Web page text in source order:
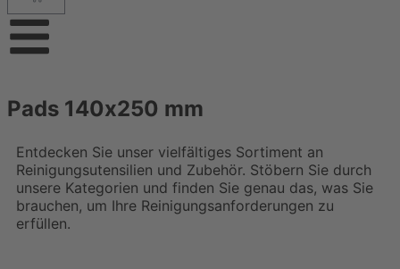
Pads 140х250 mm
Entdecken Sie unser vielfältiges Sortiment an
Reinigungsutensilien und Zubehör. Stöbern Sie durch
unsere Kategorien und finden Sie genau das, was Sie
brauchen, um Ihre Reinigungsanforderungen zu
erfüllen.